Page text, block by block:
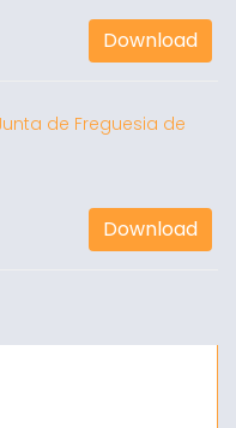
Download
de Freguesia de
Download